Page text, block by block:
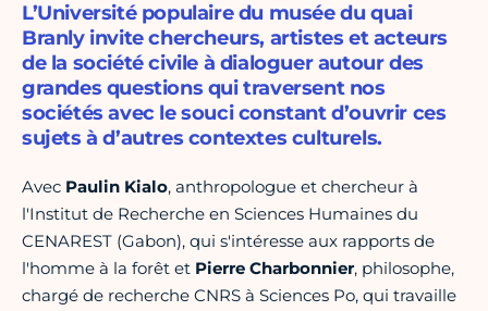
L’Université populaire du musée du quai
Branly invite chercheurs, artistes et acteurs
de la société civile à dialoguer autour des
grandes questions qui traversent nos
sociétés avec le souci constant d’ouvrir ces
sujets à d’autres contextes culturels.
Avec Paulin Kialo, anthropologue et chercheur à
l'Institut de Recherche en Sciences Humaines du
CENAREST (Gabon), qui s'intéresse aux rapports de
l'homme à la forêt et Pierre Charbonnier, philosophe,
chargé de recherche CNRS à Sciences Po, qui travaille